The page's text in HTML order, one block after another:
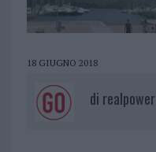
18 GIUGNO 2018
di realpower